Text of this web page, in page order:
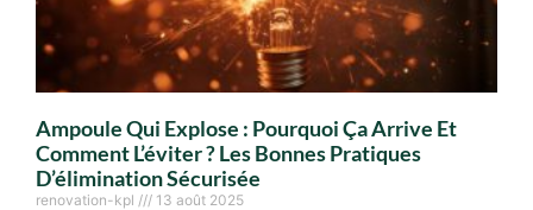
Ampoule Qui Explose : Pourquoi Ça Arrive Et
Comment L’éviter ? Les Bonnes Pratiques
D’élimination Sécurisée
renovation-kpl 13 août 2025